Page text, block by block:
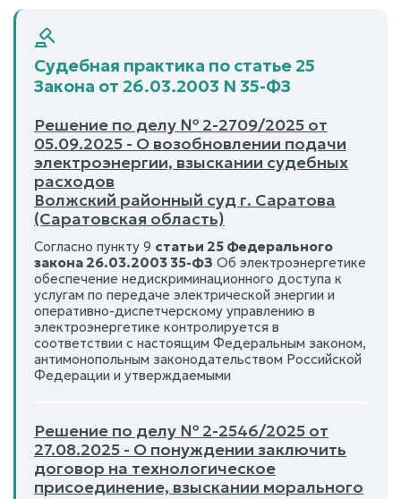
Судебная практика по статье 25
Закона от 26.03.2003 N 35-ФЗ
Решение по делу № 2-2709/2025 от
05.09.2025 - О возобновлении подачи
электроэнергии, взыскании судебных
расходов
Волжский районный суд г. Саратова
(Саратовская область)
Согласно пункту 9 статьи 25 Федерального
закона 26.03.2003 35-ФЗ Об электроэнергетике
обеспечение недискриминационного доступа к
услугам по передаче электрической энергии и
оперативно-диспетчерскому управлению в
электроэнергетике контролируется в
соответствии с настоящим Федеральным законом,
антимонопольным законодательством Российской
Федерации и утверждаемыми
Решение по делу № 2-2546/2025 от
27.08.2025 - О понуждении заключить
договор на технологическое
присоединение, взыскании морального